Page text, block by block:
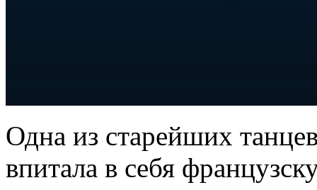
Одна из старейших
впитала в себя